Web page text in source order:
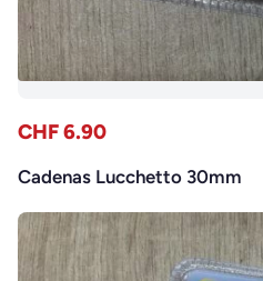
CHF 6.90
Cadenas Lucchetto 30mm